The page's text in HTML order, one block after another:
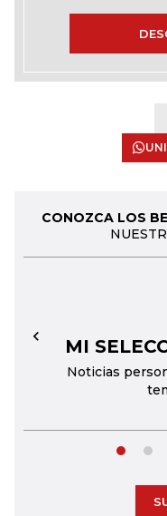
CONOZCA LOS
MI
Noticias
←